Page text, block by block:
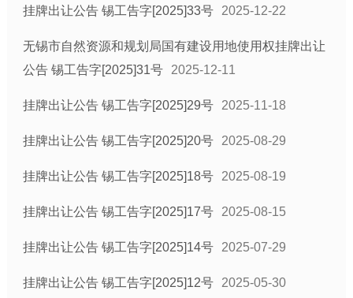
挂牌出让公告 锡工告字[2025]33号 2025-12-22
无锡市自然资源和规划局国有建设用地使用权挂牌出让
公告 锡工告字[2025]31号
2025-12-11
挂牌出让公告 锡工告字[2025]29号 2025-11-18
挂牌出让公告 锡工告字[2025]20号 2025-08-29
挂牌出让公告 锡工告字[2025]18号 2025-08-19
挂牌出让公告 锡工告字[2025]17号 2025-08-15
挂牌出让公告 锡工告字[2025]14号 2025-07-29
挂牌出让公告 锡工告字[2025]12号 2025-05-30